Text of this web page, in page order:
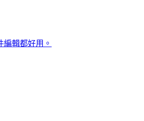
輯都好用。